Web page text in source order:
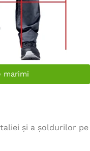
marimi
și a șoldurilor pe